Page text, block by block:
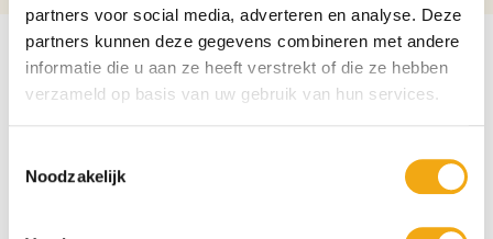
partners voor social media, adverteren en analyse. Deze
partners kunnen deze gegevens combineren met andere
informatie die u aan ze heeft verstrekt of die ze hebben
verzameld op basis van uw gebruik van hun services.
Noodzakelijk